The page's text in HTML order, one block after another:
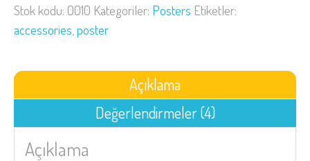
Stok kodu: 0010 Kategoriler: Posters Etiketler:
accessories poster
Açıklama
Değerlendirmeler (4)
Açıklama